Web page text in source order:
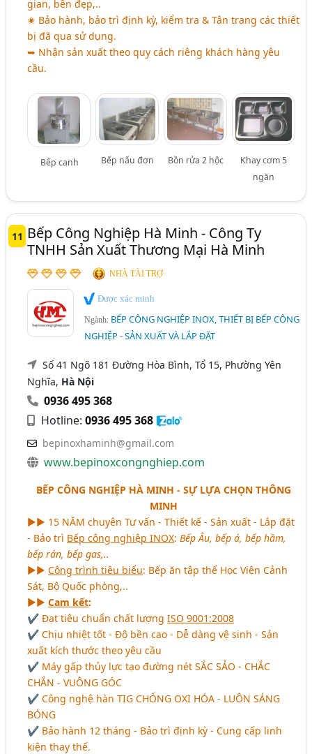
gian, bền đẹp,..
✬ Bảo hành, bảo trì định kỳ, kiểm tra & Tân trang các thiết
bị đã qua sử dụng.
➥ Nhận sản xuất theo quy cách riêng khách hàng yêu
cầu.
Bếp canh Bếp nấu đơn Bồn rửa 2 hộc
Khay cơm 5
ngăn
11 Bếp Công Nghiệp Hà Minh - Công Ty
TNHH Sản Xuất Thương Mại Hà Minh
NHÀ TÀI TRỢ
Được xác minh
Ngành: BẾP CÔNG NGHIỆP INOX, THIẾT BỊ BẾP CÔNG
NGHIỆP - SẢN XUẤT VÀ LẮP ĐẶT
Số 41 Ngõ 181 Đường Hòa Bình, Tổ 15, Phường Yên
Nghĩa, Hà Nội
0936 495 368
Hotline:0936 495 368
bepinoxhaminh@gmail.com
www.bepinoxcongnghiep.com
BẾP CÔNG NGHIỆP HÀ MINH - SỰ LỰA CHỌN THÔNG
MINH
►► 15 NĂM chuyên Tư vấn - Thiết kế - Sản xuất - Lắp đặt
- Bảo trì Bếp công nghiệp INOX:Bếp Âu, bếp á, bếp hầm,
bếp rán, bếp gas,..
►►Công trình tiêu biểu: Bếp ăn tập thể Học Viện Cảnh
Sát, Bộ Quốc phòng,..
►►Cam kết:
✔ Đạt tiêu chuẩn chất lượngISO 9001:2008
✔ Chịu nhiệt tốt - Độ bền cao - Dễ dàng vệ sinh - Sản
xuất kích thước theo yêu cầu
✔ Máy gấp thủy lực tạo đường nétSẮC SẢO - CHẮC
CHẮN - VUÔNG GÓC
✔ Công nghệ hàn TIGCHỐNG OXI HÓA - LUÔN SÁNG
BÓNG
✔ Bảo hành 12 tháng - Bảo trì định kỳ - Cung cấp linh
kiện thay thế.